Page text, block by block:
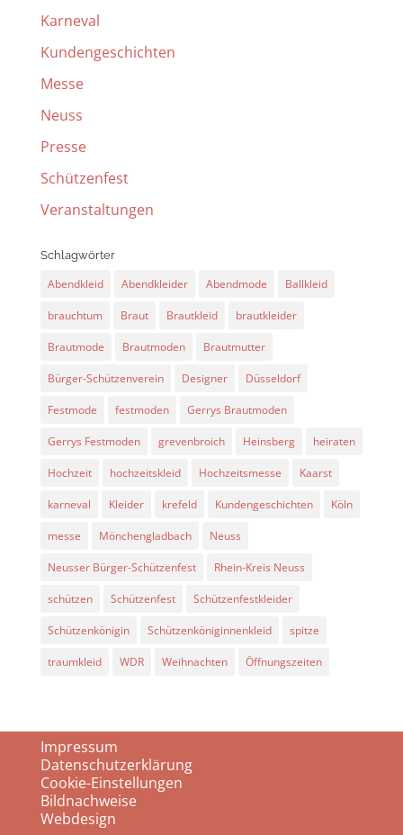
Karneval
Kundengeschichten
Messe
Neuss
Presse
Schützenfest
Veranstaltungen
Schlagwörter
Abendkleid Abendkleider Abendmode Ballkleid
brauchtum Braut Brautkleid brautkleider
Brautmode Brautmoden Brautmutter
Bürger-Schützenverein Designer Düsseldorf
Festmode festmoden Gerrys Brautmoden
Gerrys Festmoden grevenbroich Heinsberg heiraten
Hochzeit hochzeitskleid Hochzeitsmesse Kaarst
karneval Kleider krefeld Kundengeschichten Köln
messe Mönchengladbach Neuss
Neusser Bürger-Schützenfest Rhein-Kreis Neuss
schützen Schützenfest Schützenfestkleider
Schützenkönigin Schützenköniginnenkleid spitze
traumkleid WDR Weihnachten Öffnungszeiten
Impressum
Datenschutzerklärung
Cookie-Einstellungen
Bildnachweise
Webdesign